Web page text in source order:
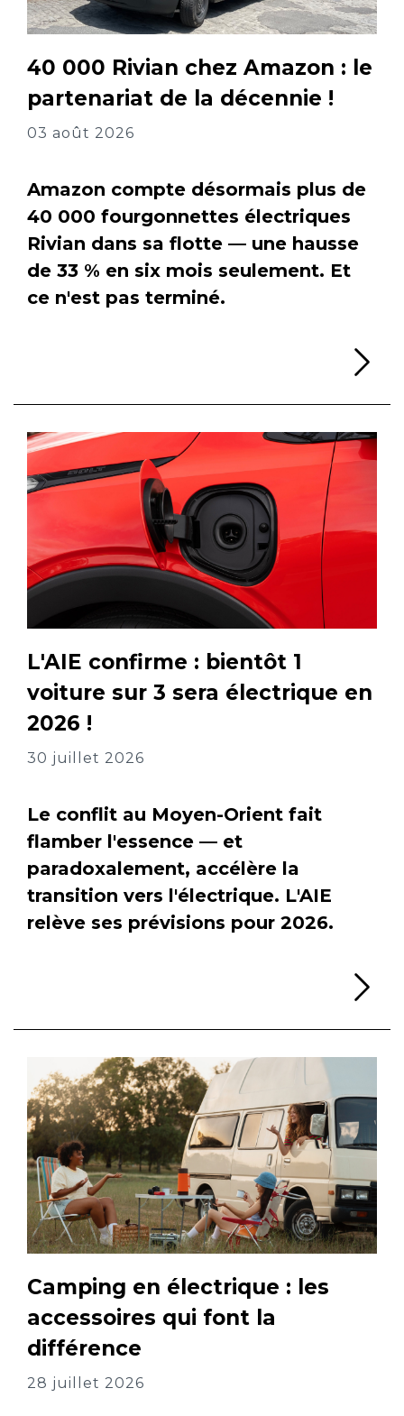
40 000 Rivian chez Amazon : le
partenariat de la décennie !
03 août 2026
Amazon compte désormais plus de
40 000 fourgonnettes électriques
Rivian dans sa flotte — une hausse
de 33 % en six mois seulement. Et
ce n'est pas terminé.
L'AIE confirme : bientôt 1
voiture sur 3 sera électrique en
2026 !
30 juillet 2026
Le conflit au Moyen-Orient fait
flamber l'essence — et
paradoxalement, accélère la
transition vers l'électrique. L'AIE
relève ses prévisions pour 2026.
Camping en électrique : les
accessoires qui font la
différence
28 juillet 2026